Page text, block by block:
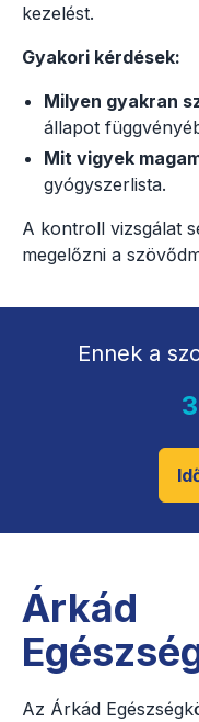
kezelést.
Gyakori kérdések:
Milyen gyakran
állapot
Mit vigyek
gyógyszerlista.
A kontroll vizsgálat
megelőzni a
Ennek a
Árkád
Az Árkád